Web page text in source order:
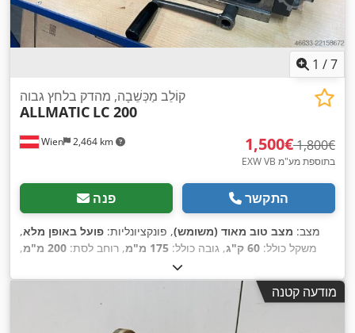
1 /7
Wien 2,464 km
קוֹלֵב מַכְּשֵׁבָה, מהדק בלחץ גבוה
ALLMATIC LC 200
‏1,500 ‏€ ‏1,800 ‏€
EXW VB בתוספת מע"מ
פנה התקשר
מצב: מצב טוב מאוד (משומש), פונקציונליות: פועל באופן מלא,
משקל כולל: 60 ק"ג , גובה כולל: 175 מ"מ , רוחב לסת: 200 מ"מ
,
, רוחב כולל:
רוחב הידוק:200 מ"מ , טווח הידוק:435 מ"מ , ציוד:לוחית זיהוי
מודעה קטנה